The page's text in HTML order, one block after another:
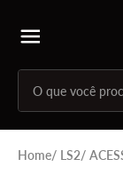
LS2